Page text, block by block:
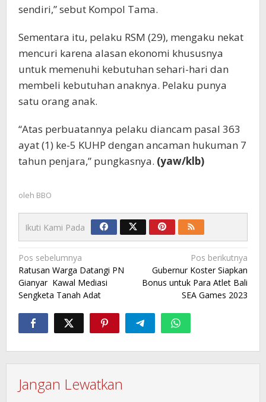
sendiri,” sebut Kompol Tama.
Sementara itu, pelaku RSM (29), mengaku nekat
mencuri karena alasan ekonomi khususnya
untuk memenuhi kebutuhan sehari-hari dan
membeli kebutuhan anaknya. Pelaku punya
satu orang anak.
“Atas perbuatannya pelaku diancam pasal 363
ayat (1) ke-5 KUHP dengan ancaman hukuman 7
tahun penjara,” pungkasnya. (yaw/klb)
oleh BBO
Ikuti Kami Pada
Navigasi
pos
Pos sebelumnya
Ratusan Warga Datangi PN
Gianyar Kawal Mediasi
Sengketa Tanah Adat
Pos berikutnya
Gubernur Koster Siapkan
Bonus untuk Para Atlet Bali
SEA Games 2023
Jangan Lewatkan